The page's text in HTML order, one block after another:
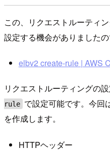
この、リクエストルーティ
設定する機会がありました
elbv2 create-rule | AWS
リクエストルーティングの設
rule で設定可能です。今回
を作成します。
HTTPヘッダー